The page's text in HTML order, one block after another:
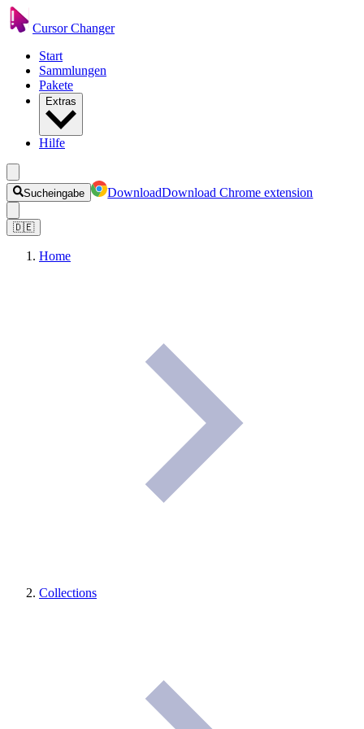
Cursor Changer
Start
Sammlungen
Pakete
Extras
Hilfe
Sucheingabe DownloadDownload Chrome extension
🇩🇪
Home
Collections